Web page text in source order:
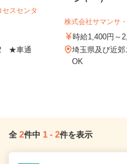
スセンタ
2 ★車通
株式会社サマンサ
時給1,400円～
埼玉県及び近
OK
全 2件中 1 - 2件を表示